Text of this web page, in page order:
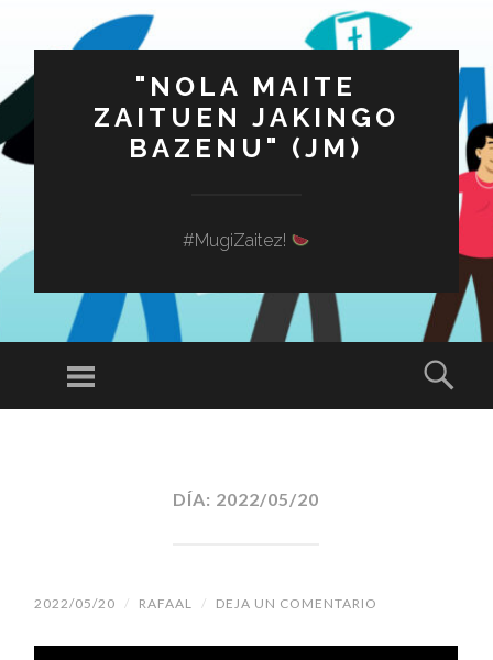
"NOLA MAITE
ZAITUEN JAKINGO
BAZENU" (JM)
#MugiZaitez!
Menú
DÍA: 2022/05/20
2022/05/20 / RAFAAL / DEJA UN COMENTARIO